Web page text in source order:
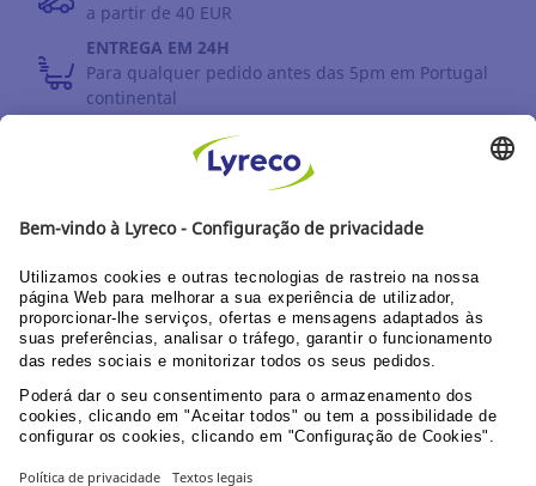
a partir de 40 EUR
ENTREGA EM 24H
Para qualquer pedido antes das 5pm em Portugal
continental
Prazo até 30 dias
DESCUBRA OS NOSSOS CATÁLOGOS E GUIAS
Guia do utilizador Web
Documentação corporativa
PPU área clientes